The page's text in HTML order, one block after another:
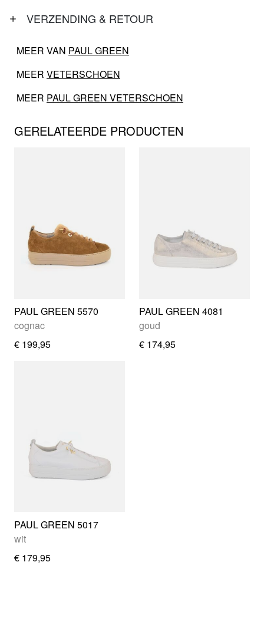
VERZENDING & RETOUR
MEER VAN PAUL GREEN
MEER VETERSCHOEN
MEER PAUL GREEN VETERSCHOEN
GERELATEERDE PRODUCTEN
PAUL GREEN 5570
cognac
€ 199,95
PAUL GREEN 4081
goud
€ 174,95
PAUL GREEN 5017
wit
€ 179,95